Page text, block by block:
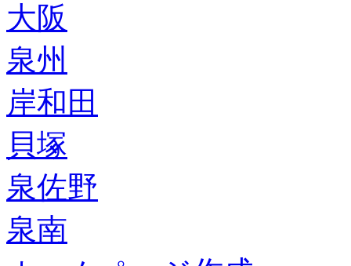
大阪
泉州
岸和田
貝塚
泉佐野
泉南